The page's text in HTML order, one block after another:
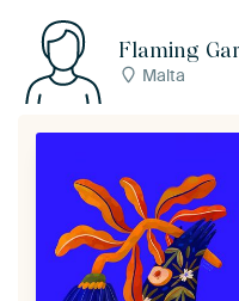
Flaming
Malta